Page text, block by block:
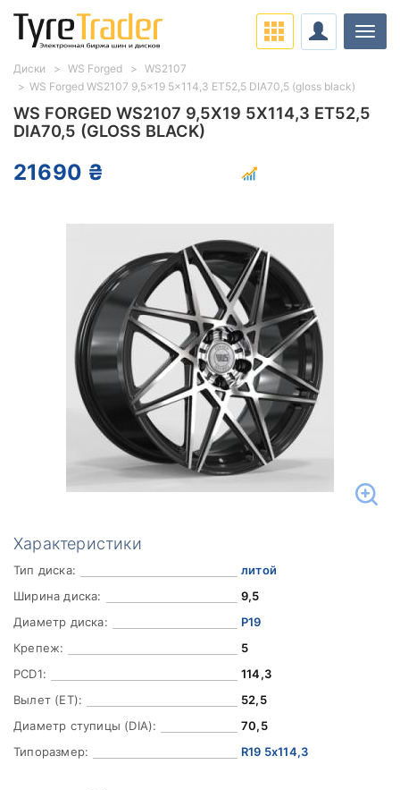
WS FORGED WS2107 9,5X19 5X114,3 ET52,5
DIA70,5 (GLOSS BLACK)
21690 ₴
Характеристики
Тип диска:
литой
Ширина диска:
9,5
Диаметр диска:
Р19
Крепеж:
5
PCD1:
114,3
Вылет (ET):
52,5
Диаметр ступицы (DIA):
70,5
Типоразмер:
R19 5x114,3
Диски WS Forged
WS2107
WS Forged WS2107 9,5x19 5x114,3 ET52,5 DIA70,5 (gloss black)